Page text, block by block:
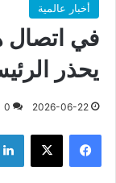
أخبار عالمية
في اتصال
يحذر
2026-06-22
0
فيسبوك X